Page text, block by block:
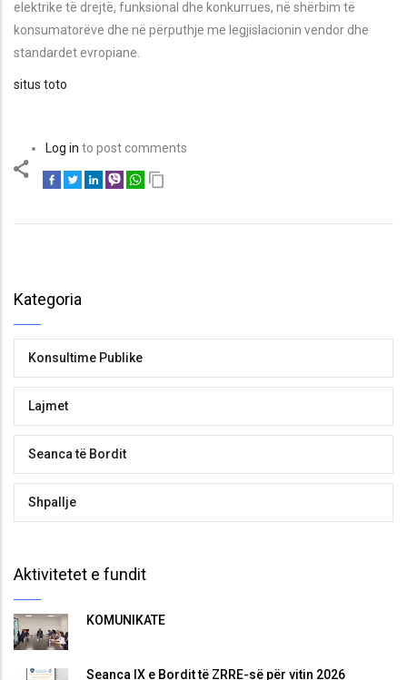
elektrike të drejtë, funksional dhe konkurrues, në shërbim të
konsumatorëve dhe në përputhje me legjislacionin vendor dhe
standardet evropiane.
situs toto
Log in to post comments
Kategoria
Konsultime Publike
Lajmet
Seanca të Bordit
Shpallje
Aktivitetet e fundit
KOMUNIKATË
Seanca IX e Bordit të ZRRE-së për vitin 2026